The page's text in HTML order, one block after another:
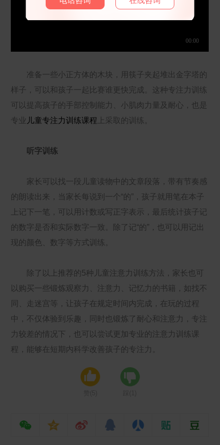
准备一些小正方体的木块，用筷子夹起堆出金字塔的
样子，可以和孩子一起比赛谁更快完成。这种专注力训练
可以提高孩子的手部控制能力、小肌肉力量及耐心，也是
专业 儿童专注力训练课程 上采取的训练。
听字训练
家长可以找一段儿童读物中的文章段落，带有节奏感
的朗读出来，当家长每说到一个“的”，孩子就用笔在本子
上记下一笔，可以用计数或写正字表示，最后统计孩子记
的数字是否和实际数字一致。除了记“的”，也可以用记出
现的颜色、数字等方式训练。
除了以上推荐的5种儿童注意力训练方法，家长也可
以购买一些锻炼观察力、注意力、记忆力的书籍，如找不
同、走迷宫等，让孩子在规定时间内完成，在玩的过程
中，不仅体验到乐趣，同时也锻炼了耐心和注意力，专注
力较差的情况下，也可以尝试更加专业的注意力训练课
程，能够在短期内科学改善孩子的专注力。